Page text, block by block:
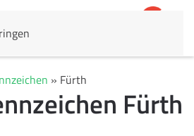
» Fürth
Fürth